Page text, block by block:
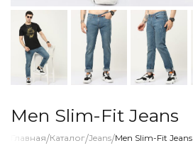
Men Slim-Fit Jeans
Главная/Каталог/Jeans/Men Slim-Fit Jeans